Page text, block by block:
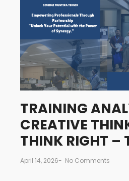
TRAINING
CREATIVE
THINK RIGHT –
April 14, 2026- No Comments